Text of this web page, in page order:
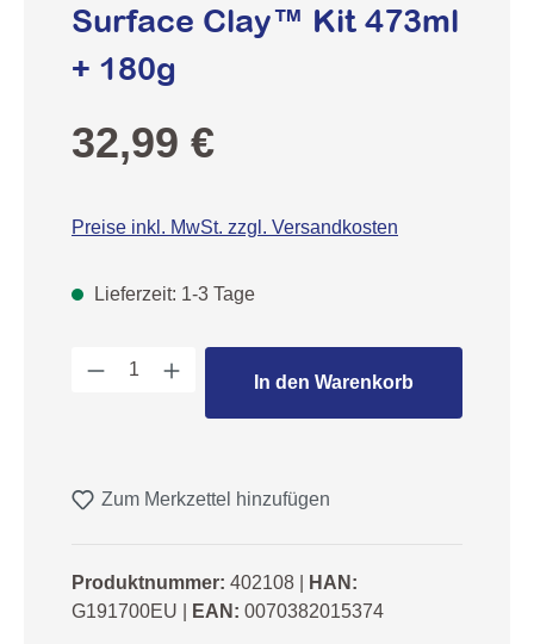
Surface Clay™ Kit 473ml
+ 180g
Regulärer Preis:
32,99 €
Preise inkl. MwSt. zzgl. Versandkosten
Lieferzeit: 1-3 Tage
Produkt Anzahl: Gib den
In den Warenkorb
Zum Merkzettel hinzufügen
Produktnummer: 402108
HAN:
G191700EU
EAN: 0070382015374